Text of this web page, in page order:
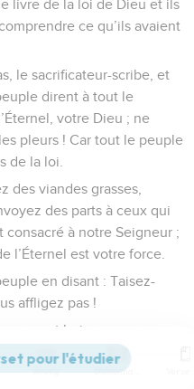
livre de la loi de Dieu et ils
ce qu’ils avaient
le sacrificateur-scribe, et
dirent à tout le
votre Dieu ; ne
pleurs ! Car tout le peuple
de la loi.
des viandes grasses,
des parts à ceux qui
consacré à notre Seigneur ;
l’Éternel est votre force.
en disant : Taisez-
affligez pas !
et boire, pour
à de grandes
les paroles qu’on leur
Strong